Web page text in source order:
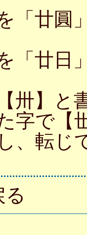
「廿
「廿
卅】
字で
、転じ